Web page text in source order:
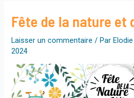
Fête de la nature et
Laisser un commentaire / Par
2024